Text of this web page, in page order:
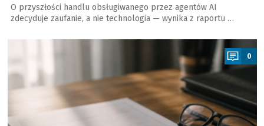
O przyszłości handlu obsługiwanego przez agentów AI
zdecyduje zaufanie, a nie technologia — wynika z raportu …
a
0